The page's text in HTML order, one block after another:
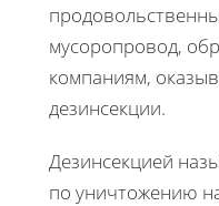
мусоропровод,
компаниям,
дезинсекции.
Дезинсекцией
по уничтожению